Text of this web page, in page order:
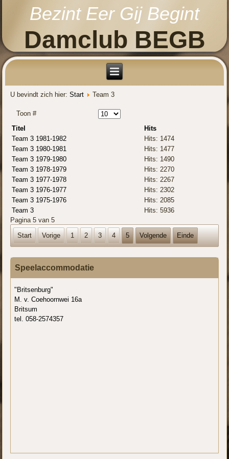
Bezint Eer Gij Begint
Damclub BEGB
U bevindt zich hier:Start Team 3
Toon #
Titel
Hits
Team 3 1981-1982
Hits: 1474
Team 3 1980-1981
Hits: 1477
Team 3 1979-1980
Hits: 1490
Team 3 1978-1979
Hits: 2270
Team 3 1977-1978
Hits: 2267
Team 3 1976-1977
Hits: 2302
Team 3 1975-1976
Hits: 2085
Team 3
Hits: 5936
Pagina 5 van 5
Start
Vorige 1 2 3 4 5 Volgende Einde
Speelaccommodatie
"Britsenburg"
M. v. Coehoornwei 16a
Britsum
tel. 058-2574357